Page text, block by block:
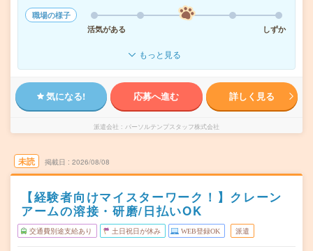
職場の様子
活気がある
しずか
もっと見る
気になる! 応募へ進む 詳しく見る
派遣会社 パーソルテンプスタッフ株式会社
未読 掲載日 2026/08/08
【経験者向けマイスターワーク！】クレーン
アームの溶接・研磨/日払いOK
交通費別途支給あり 土日祝日が休み WEB登録OK 派遣